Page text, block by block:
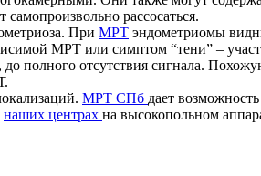
рассосаться.
При МРТ эндометриомы
МРТ или симптом “тени” –
полного отсутствия сигнала.
МРТ СПб дает
наших центрах на высокопольном